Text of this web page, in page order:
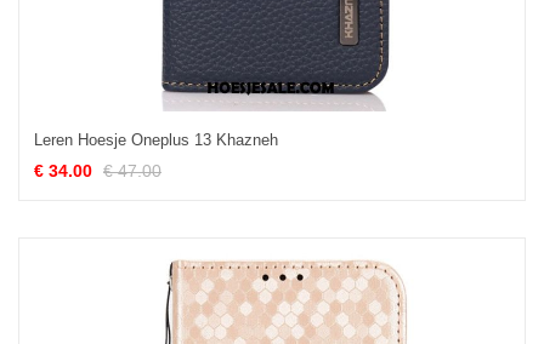
Leren Hoesje Oneplus 13 Khazneh
€ 34.00 € 47.00